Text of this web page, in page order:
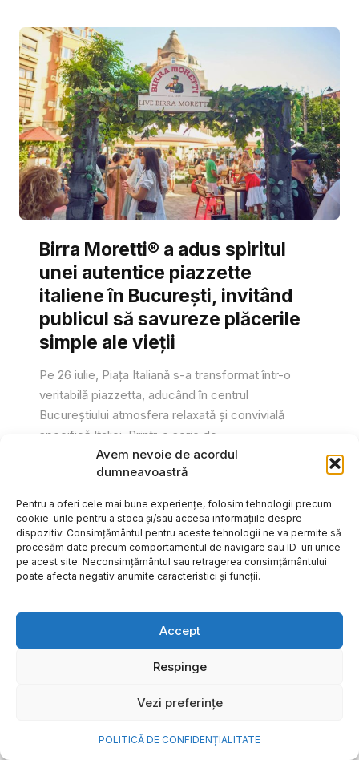
Avem nevoie de acordul
dumneavoastră
Pentru a oferi cele mai bune experiențe, folosim tehnologii precum
cookie-urile pentru a stoca și/sau accesa informațiile despre
dispozitiv. Consimțământul pentru aceste tehnologii ne va permite să
procesăm date precum comportamentul de navigare sau ID-uri unice
pe acest site. Neconsimțământul sau retragerea consimțământului
poate afecta negativ anumite caracteristici și funcții.
Accept
Respinge
Vezi preferințe
POLITICĂ DE CONFIDENȚIALITATE
Birra Moretti® a adus spiritul
unei autentice piazzette
italiene în București, invitând
publicul să savureze plăcerile
simple ale vieții
Pe 26 iulie, Piața Italiană s-a transformat într-o
veritabilă piazzetta, aducând în centrul
Bucureștiului atmosfera relaxată și convivială
specifică Italiei. Printr-o serie de...
Gabriel Barliga
frumoase amintiri ale verii într-